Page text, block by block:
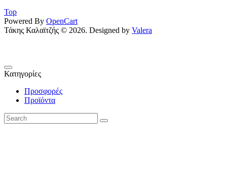
Top
Powered By OpenCart
Τάκης Καλαϊτζής © 2026. Designed by Valera
Κατηγορίες
Προσφορές
Προϊόντα